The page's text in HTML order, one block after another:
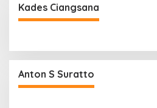
Kades Ciangsana
Anton S Suratto